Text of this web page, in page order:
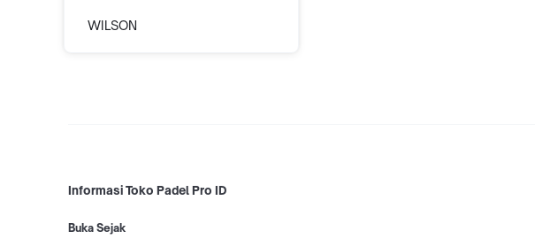
WILSON
Informasi Toko Padel Pro ID
Buka Sejak